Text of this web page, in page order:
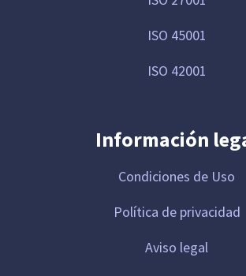
ISO 45001
ISO 42001
Información
Condiciones de Uso
Política de privacidad
Aviso legal